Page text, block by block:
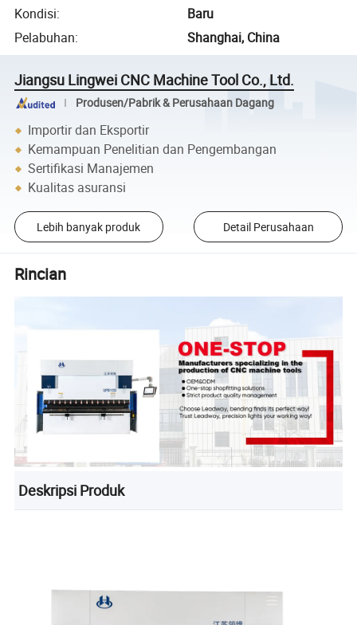
Kondisi:
Baru
Pelabuhan: Shanghai, China
Jiangsu Lingwei CNC Machine Tool Co., Ltd.
Produsen/Pabrik & Perusahaan Dagang
Importir dan Eksportir
Kemampuan Penelitian dan Pengembangan
Sertifikasi Manajemen
Kualitas asuransi
Lebih banyak produk Detail Perusahaan
Rincian
Deskripsi Produk